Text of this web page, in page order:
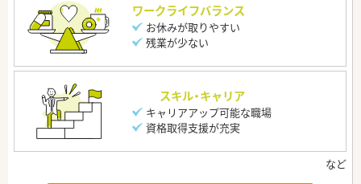
ワークライフバランス
お休みが取りやすい
残業が少ない
スキル・キャリア
キャリアアップ可能な職場
資格取得支援が充実